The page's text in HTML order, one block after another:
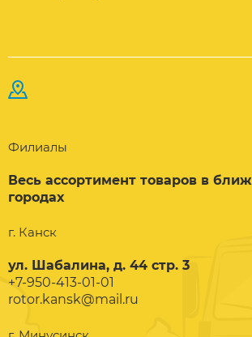
Филиалы
Весь ассортимент товаров в
городах
г. Канск
ул. Шабалина, д. 44 стр. 3
+7-950-413-01-01
rotor.kansk@mail.ru